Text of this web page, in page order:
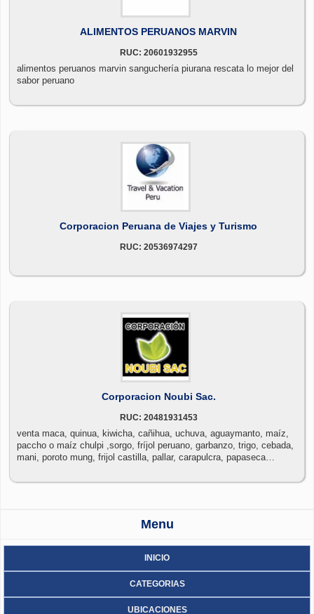
ALIMENTOS PERUANOS MARVIN
RUC: 20601932955
alimentos peruanos marvin sanguchería piurana rescata lo mejor del
sabor peruano
Corporacion Peruana de Viajes y Turismo
RUC: 20536974297
Corporacion Noubi Sac.
RUC: 20481931453
venta maca, quinua, kiwicha, cañihua, uchuva, aguaymanto, maíz,
paccho o maíz chulpi ,sorgo, fríjol peruano, garbanzo, trigo, cebada,
mani, poroto mung, frijol castilla, pallar, carapulcra, papaseca
bayo, panamito, zarandaja chileno o bocona, maiz mote, mote de
Menu
INICIO
CATEGORIAS
UBICACIONES